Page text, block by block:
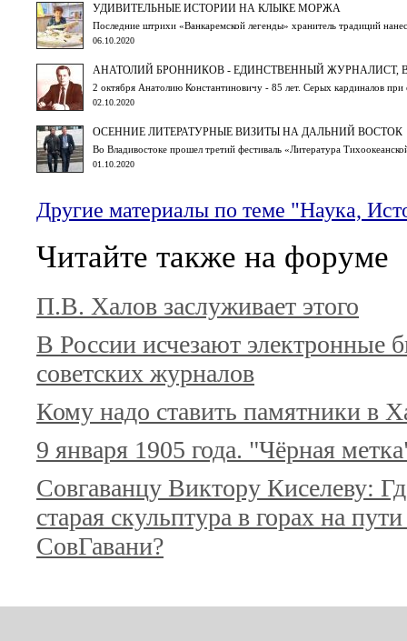
УДИВИТЕЛЬНЫЕ ИСТОРИИ НА КЛЫКЕ МОРЖА
Последние штрихи «Ванкаремской легенды» хранитель традиций
06.10.2020
АНАТОЛИЙ БРОННИКОВ - ЕДИНСТВЕННЫЙ ЖУРНАЛИСТ,
2 октября Анатолию Константиновичу - 85 лет. Серых кардиналов при
02.10.2020
ОСЕННИЕ ЛИТЕРАТУРНЫЕ ВИЗИТЫ НА ДАЛЬНИЙ ВОСТОК
Во Владивостоке прошел третий фестиваль «Литература
01.10.2020
Другие материалы по теме "Наука,
Читайте также на форуме
П.В. Халов заслуживает этого
В России исчезают электронные
советских журналов
Кому надо ставить памятники в
9 января 1905 года. "Чёрная
Совгаванцу Виктору Киселеву:
старая скульптура в горах на
СовГавани?